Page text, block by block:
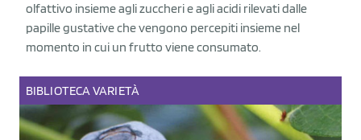
olfattivo insieme agli zuccheri e agli acidi rilevati dalle
papille gustative che vengono percepiti insieme nel
momento in cui un frutto viene consumato.
BIBLIOTECAVARIETÀ